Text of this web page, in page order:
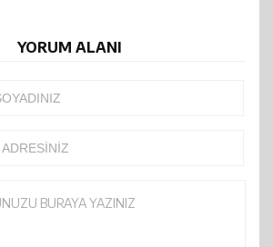
YORUM ALANI